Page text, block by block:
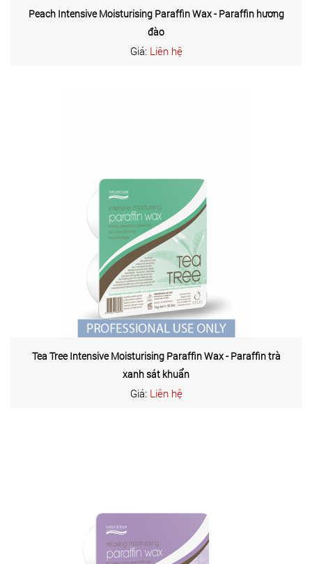
Peach Intensive Moisturising Paraffin Wax - Paraffin hương
đào
Giá: Liên hệ
Tea Tree Intensive Moisturising Paraffin Wax - Paraffin trà
xanh sát khuẩn
Giá: Liên hệ